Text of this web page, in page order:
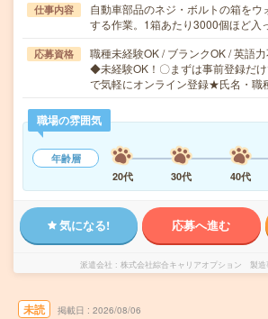
仕事内容
自動車部品のネジ・ボルトの箱をウ
する作業。1箱あたり3000個ほど
応募資格
職種未経験OK / ブランクOK / 英語
◆未経験OK！〇まずは事前登録だ
で気軽にオンライン登録★氏名・職
職場の雰囲気
年齢層
20代
30代 40代
気になる! 応募へ進む
派遣会社 株式会社綜合キャリアオプション 製造
未読 掲載日 2026/08/06